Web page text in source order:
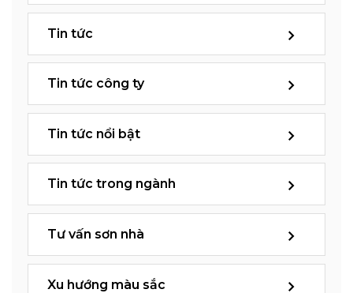
Tin tức
Tin tức công ty
Tin tức nổi bật
Tin tức trong ngành
Tư vấn sơn nhà
Xu hướng màu sắc